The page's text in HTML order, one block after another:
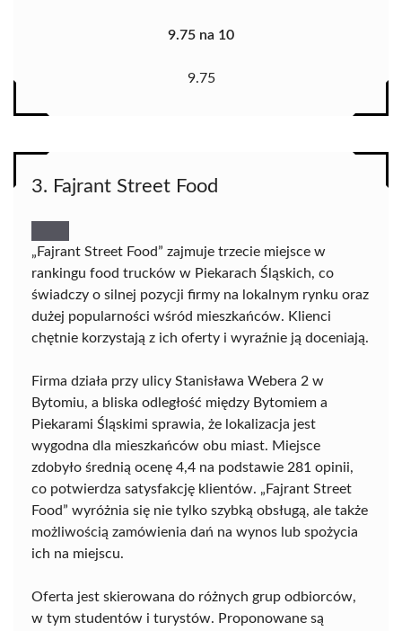
9.75 na 10
9.75
3. Fajrant Street Food
„Fajrant Street Food” zajmuje trzecie miejsce w
rankingu food trucków w Piekarach Śląskich, co
świadczy o silnej pozycji firmy na lokalnym rynku oraz
dużej popularności wśród mieszkańców. Klienci
chętnie korzystają z ich oferty i wyraźnie ją doceniają.
Firma działa przy ulicy Stanisława Webera 2 w
Bytomiu, a bliska odległość między Bytomiem a
Piekarami Śląskimi sprawia, że lokalizacja jest
wygodna dla mieszkańców obu miast. Miejsce
zdobyło średnią ocenę 4,4 na podstawie 281 opinii,
co potwierdza satysfakcję klientów. „Fajrant Street
Food” wyróżnia się nie tylko szybką obsługą, ale także
możliwością zamówienia dań na wynos lub spożycia
ich na miejscu.
Oferta jest skierowana do różnych grup odbiorców,
w tym studentów i turystów. Proponowane są